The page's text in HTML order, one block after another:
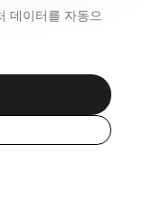
데이터를 자동으